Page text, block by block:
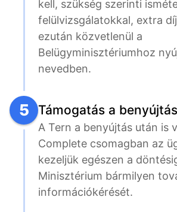
kell, szükség szerinti
felülvizsgálatokkal, extra
ezután közvetlenül a
Belügyminisztériumhoz
nevedben.
5 Támogatás a
A Tern a benyújtás után is
Complete csomagban az
kezeljük egészen a
Minisztérium bármilyen
információkérését.